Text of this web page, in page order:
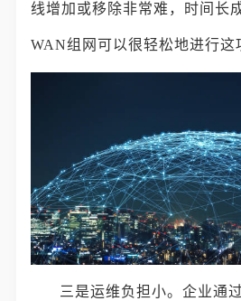
线增加或移除非常难，时间长
WAN组网可以很轻松地进行这
三是运维负担小。企业通